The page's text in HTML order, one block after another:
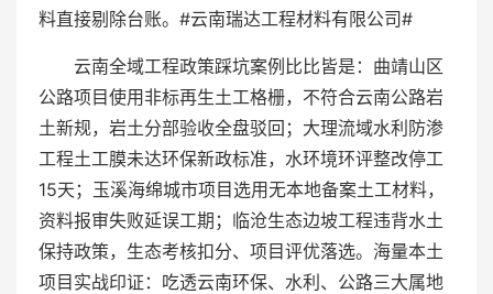
料直接剔除台账。#云南瑞达工程材料有限公司#
云南全域工程政策踩坑案例比比皆是：曲靖山区
公路项目使用非标再生土工格栅，不符合云南公路岩
土新规，岩土分部验收全盘驳回；大理流域水利防渗
工程土工膜未达环保新政标准，水环境环评整改停工
15天；玉溪海绵城市项目选用无本地备案土工材料，
资料报审失败延误工期；临沧生态边坡工程违背水土
保持政策，生态考核扣分、项目评优落选。海量本土
项目实战印证：吃透云南环保、水利、公路三大属地